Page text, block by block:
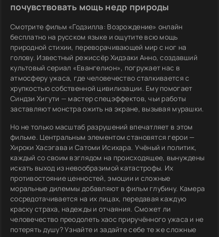
почувствовать мощь недр природы
Смотрите фильм «Годзилла: Возрождение» онлайн
бесплатно на русском языке и ощутите всю мощь
природной стихии, переворачивающей мир с ног на
голову. Известный режиссёр Хидэаки Анно, создавший
культовый сериал «Евангелион», погружает нас в
атмосферу ужаса, где человечество сталкивается с
хрупкостью собственной цивилизации. Ему помогает
Синдзи Хигути — мастер спецэффектов, чьи работы
заставляют монстра ожить на экране, вызывая мурашки.
Но не только масштаб разрушений впечатляет в этом
фильме. Центральным элементом становятся герои —
Хироки Хасэгава и Сатоми Исихара. Учёный и политик,
каждый со своим взглядом на происходящее, вынуждены
искать выход из невообразимой катастрофы. Их
противостояние ценностей, эмоции и сложные
моральные дилеммы добавляют в фильм глубину. Камера
сосредотачивается на их лицах, передавая каждую
краску страха, надежды и отчаяния. Сможет ли
человечество преодолеть хаос приручённого ужаса и не
потерять душу? Узнайте и задайте себе те же сложные